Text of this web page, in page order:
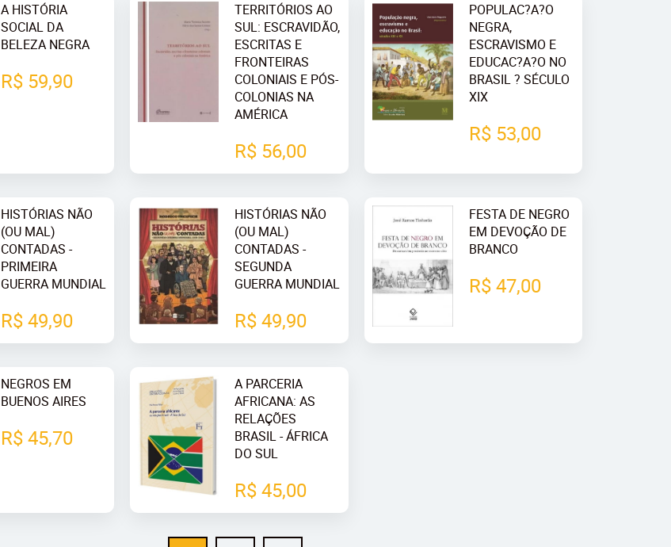
A HISTÓRIA
SOCIAL DA
BELEZA NEGRA
R$ 59,90
TERRITÓRIOS AO
SUL: ESCRAVIDÃO,
ESCRITAS E
FRONTEIRAS
COLONIAIS E PÓS-
COLONIAS NA
AMÉRICA
R$ 56,00
POPULAC?A?O
NEGRA,
ESCRAVISMO E
EDUCAC?A?O NO
BRASIL ? SÉCULO
XIX
R$ 53,00
HISTÓRIAS NÃO
(OU MAL)
CONTADAS -
PRIMEIRA
GUERRA MUNDIAL
R$ 49,90
HISTÓRIAS NÃO
(OU MAL)
CONTADAS -
SEGUNDA
GUERRA MUNDIAL
R$ 49,90
FESTA DE NEGRO
EM DEVOÇÃO DE
BRANCO
R$ 47,00
NEGROS EM
BUENOS AIRES
R$ 45,70
A PARCERIA
AFRICANA: AS
RELAÇÕES
BRASIL - ÁFRICA
DO SUL
R$ 45,00